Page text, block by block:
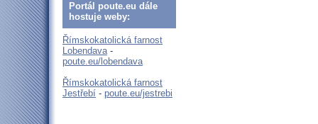
Portál poute.eu dále
hostuje weby:
Římskokatolická farnost
Lobendava-
poute.eu/lobendava
Římskokatolická farnost
Jestřebí - poute.eu/jestrebi